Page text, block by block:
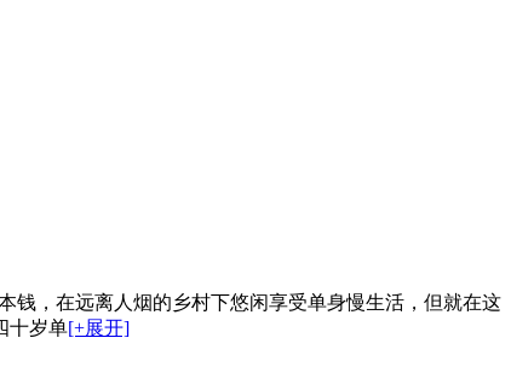
钱，在远离人烟的乡村下悠闲享受单身慢生活，但就在这
十岁单[+展开]